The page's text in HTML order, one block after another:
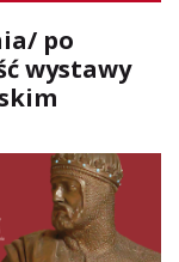
po
wystawy